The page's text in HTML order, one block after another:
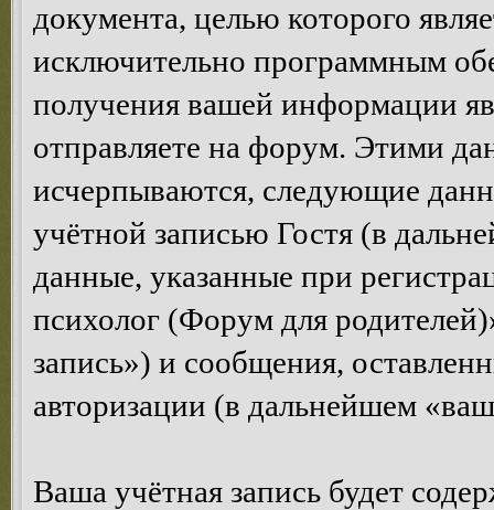
документа, целью которого
исключительно программным
получения вашей информации
отправляете на форум. Этими
исчерпываются, следующие
учётной записью Гостя (в
данные, указанные при
психолог (Форум для
запись») и сообщения,
авторизации (в дальнейшем
Ваша учётная запись будет